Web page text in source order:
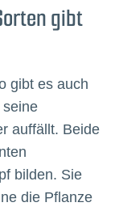
gibt
gibt es auch
auffällt. Beide
bilden. Sie
die Pflanze